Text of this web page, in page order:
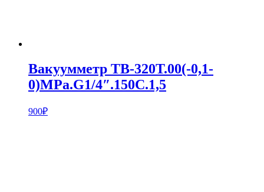
Вакуумметр ТВ-320Т.00(-0,1-
0)MPa.G1/4″.150С.1,5
900₽